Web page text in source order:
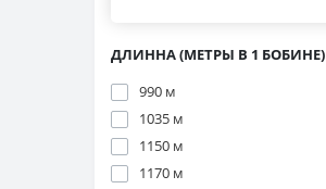
ДЛИННА (МЕТРЫ В 1 БОБИНЕ)
990 м
1035 м
1150 м
1170 м